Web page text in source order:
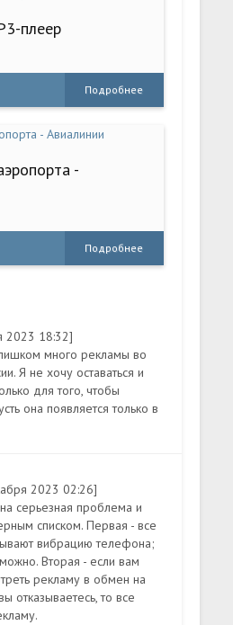
плеер
Подробнее
-
Подробнее
2023 18:32]
много рекламы во
Я не хочу оставаться и
для того, чтобы
она появляется только в
2023 02:26]
серьезная проблема и
списком. Первая - все
вибрацию телефона;
Вторая - если вам
рекламу в обмен на
отказываетесь, то все